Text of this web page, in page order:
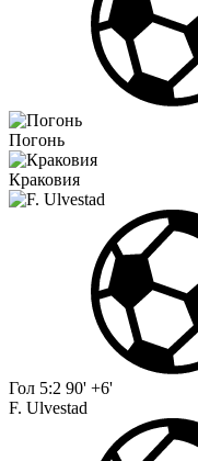
Погонь
Краковия
Гол 5:2 90' +6'
F. Ulvestad